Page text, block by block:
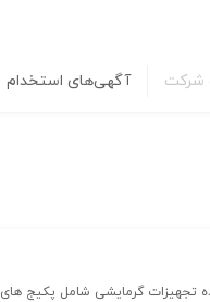
شرکت آگهی‌های استخدام
تجهیزات گرمایشی شامل پکیج